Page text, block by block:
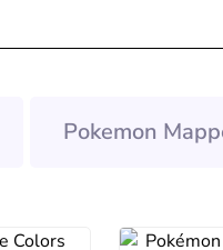
Pokemon